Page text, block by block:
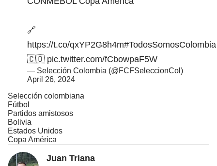
🔗
https://t.co/qxYP2G8h4m#TodosSomosColombia
🇨🇴 pic.twitter.com/fCbowpaF5W
— Selección Colombia (@FCFSeleccionCol)
April 26, 2024
Selección colombiana
Fútbol
Partidos amistosos
Bolivia
Estados Unidos
Copa América
Juan Triana